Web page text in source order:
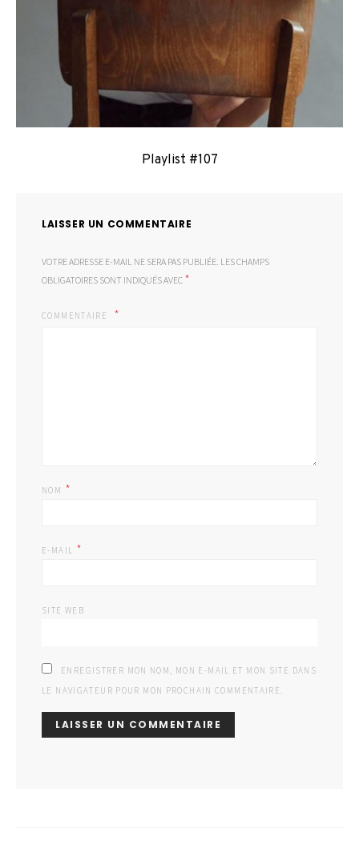
Playlist #107
LAISSER UN COMMENTAIRE
VOTRE ADRESSE E-MAIL NE SERA PAS PUBLIÉE. LES CHAMPS
OBLIGATOIRES SONT INDIQUÉS AVEC *
COMMENTAIRE
NOM *
E-MAIL *
SITE WEB
ENREGISTRER MON NOM, MON E-MAIL ET MON SITE DANS
LE NAVIGATEUR POUR MON PROCHAIN COMMENTAIRE.